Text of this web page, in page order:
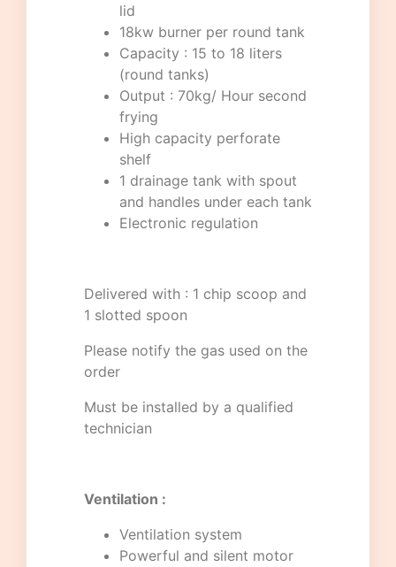
lid
18kw burner per round tank
Capacity : 15 to 18 liters
(round tanks)
Output : 70kg/ Hour second
frying
High capacity perforate
shelf
1 drainage tank with spout
and handles under each tank
Electronic regulation
Delivered with : 1 chip scoop and
1 slotted spoon
Please notify the gas used on the
order
Must be installed by a qualified
technician
Ventilation :
Ventilation system
Powerful and silent motor